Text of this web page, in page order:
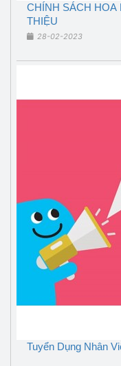
CHÍNH SÁCH
THIỆU
28-02-2023
Tuyển Dụng Nhân